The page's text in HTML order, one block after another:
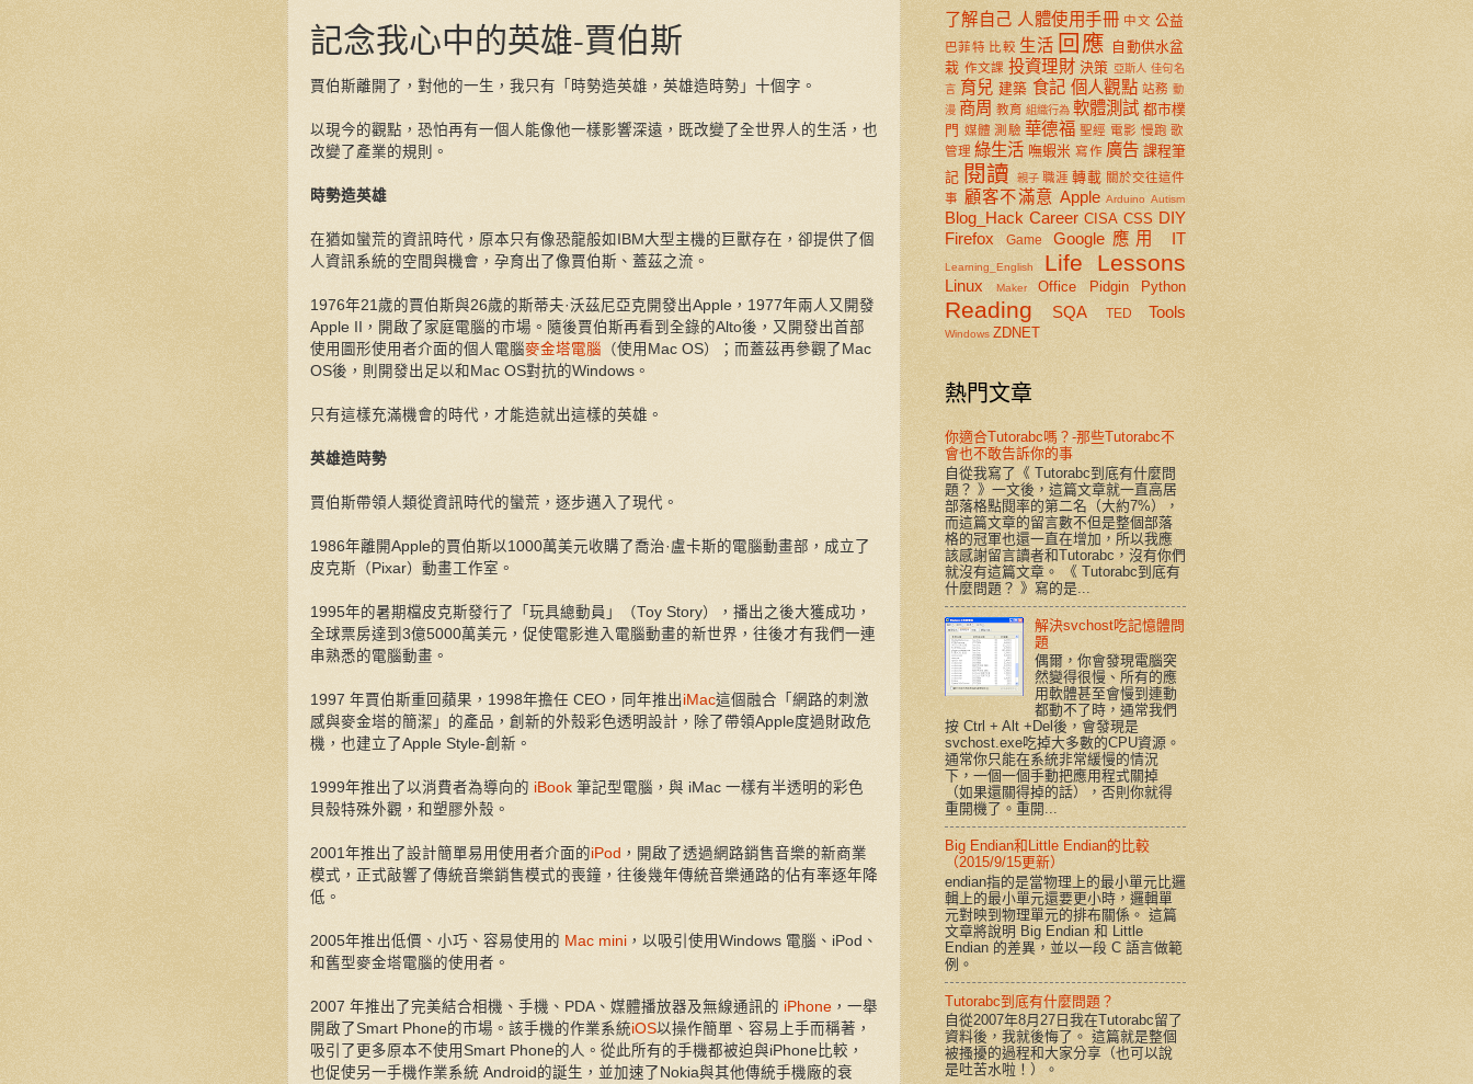
記念我心中的英雄-賈伯斯
賈伯斯離開了，對他的一生，我只有「時勢造英雄，英雄造時勢」十個字。
以現今的觀點，恐怕再有一個人能像他一樣影響深遠，既改變了全世界人的生活，也
改變了產業的規則。
時勢造英雄
在猶如蠻荒的資訊時代，原本只有像恐龍般如IBM大型主機的巨獸存在，卻提供了個
人資訊系統的空間與機會，孕育出了像賈伯斯、蓋茲之流。
1976年21歲的賈伯斯與26歲的斯蒂夫·沃茲尼亞克開發出Apple，1977年兩人又開發
Apple II，開啟了家庭電腦的市場。隨後賈伯斯再看到全錄的Alto後，又開發出首部
使用圖形使用者介面的個人電腦麥金塔電腦 （使用Mac OS）；而蓋茲再參觀了Mac
OS後，則開發出足以和Mac OS對抗的Windows。
只有這樣充滿機會的時代，才能造就出這樣的英雄。
英雄造時勢
賈伯斯帶領人類從資訊時代的蠻荒，逐步邁入了現代。
1986年離開Apple的賈伯斯以1000萬美元收購了喬治·盧卡斯的電腦動畫部，成立了
皮克斯（Pixar）動畫工作室。
1995年的暑期檔皮克斯發行了「玩具總動員」（Toy Story），播出之後大獲成功，
全球票房達到3億5000萬美元，促使電影進入電腦動畫的新世界，往後才有我們一連
串熟悉的電腦動畫。
1997 年賈伯斯重回蘋果，1998年擔任 CEO，同年推出 iMac這個融合「網路的刺激
感與麥金塔的簡潔」的產品，創新的外殼彩色透明設計，除了帶領Apple度過財政危
機，也建立了Apple Style-創新。
1999年推出了以消費者為導向的 iBook 筆記型電腦，與 iMac 一樣有半透明的彩色
貝殼特殊外觀，和塑膠外殼。
2001年推出了設計簡單易用使用者介面的iPod ，開啟了透過網路銷售音樂的新商業
模式，正式敲響了傳統音樂銷售模式的喪鐘，往後幾年傳統音樂通路的佔有率逐年降
低。
2005年推出低價、小巧、容易使用的 Mac mini ，以吸引使用Windows 電腦、iPod、
和舊型麥金塔電腦的使用者。
2007 年推出了完美結合相機、手機、PDA、媒體播放器及無線通訊的 iPhone ，一舉
開啟了Smart Phone的市場。該手機的作業系統iOS以操作簡單、容易上手而稱著，
吸引了更多原本不使用Smart Phone的人。從此所有的手機都被迫與iPhone比較，
也促使另一手機作業系統 Android的誕生，並加速了Nokia與其他傳統手機廠的衰
了解自己 人體使用手冊 中文 公益
巴菲特 比較 生活 回應 自動供水盆
栽 作文課 投資理財 決策 亞斯人 佳句名
言 育兒 建築 食記 個人觀點 站務 動
漫 商周 教育 組織行為 軟體測試 都市樸
門 媒體 測驗 華德福 聖經 電影 慢跑 歌
管理 綠生活 嘸蝦米 寫作 廣告 課程筆
記 閱讀 親子 職涯 轉載 關於交往這件
事
顧客不滿意 Apple Arduino Autism
Blog_Hack Career CISA CSS DIY
Firefox
Game Google應用 IT
Learning_English Life Lessons
Linux Maker Office Pidgin Python
Reading SQA TED Tools
Windows ZDNET
熱門文章
你適合Tutorabc嗎？-那些Tutorabc不
會也不敢告訴你的事
自從我寫了《 Tutorabc到底有什麼問
題？ 》一文後，這篇文章就一直高居
部落格點閱率的第二名（大約7%），
而這篇文章的留言數不但是整個部落
格的冠軍也還一直在增加，所以我應
該感謝留言讀者和Tutorabc，沒有你們
就沒有這篇文章。 《 Tutorabc到底有
什麼問題？ 》寫的是...
解決svchost吃記憶體問
題
偶爾，你會發現電腦突
然變得很慢、所有的應
用軟體甚至會慢到連動
都動不了時，通常我們
按 Ctrl + Alt +Del後，會發現是
svchost.exe吃掉大多數的CPU資源。
通常你只能在系統非常緩慢的情況
下，一個一個手動把應用程式關掉
（如果還關得掉的話），否則你就得
重開機了。重開...
Big Endian和Little Endian的比較
（2015/9/15更新）
endian指的是當物理上的最小單元比邏
輯上的最小單元還要更小時，邏輯單
元對映到物理單元的排布關係。 這篇
文章將說明 Big Endian 和 Little
Endian 的差異，並以一段 C 語言做範
例。
Tutorabc到底有什麼問題？
自從2007年8月27日我在Tutorabc留了
資料後，我就後悔了。 這篇就是整個
被搔擾的過程和大家分享（也可以說
是吐苦水啦！）。